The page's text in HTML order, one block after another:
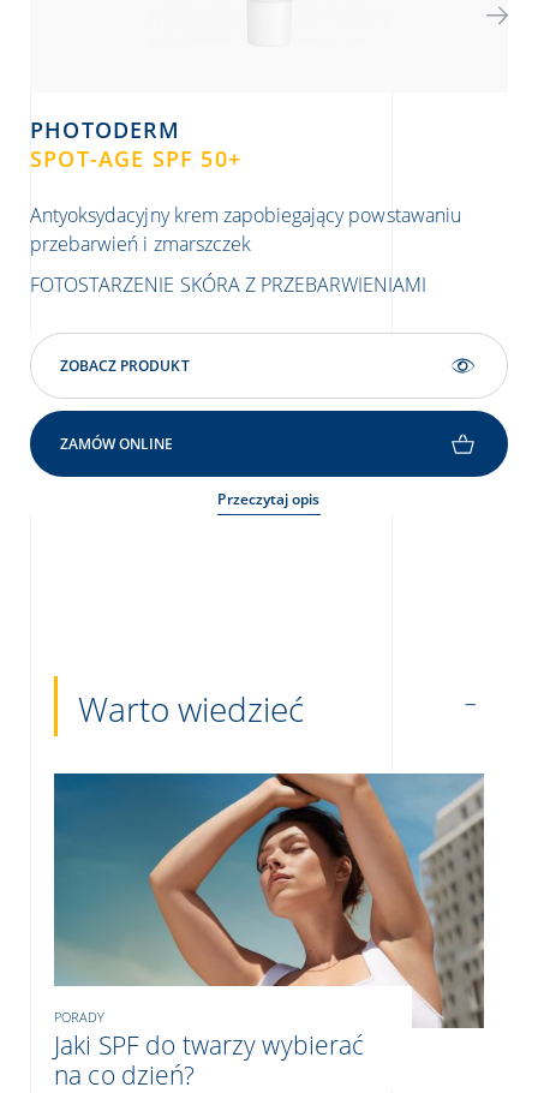
PHOTODERM
SPOT-AGE SPF 50+
Antyoksydacyjny krem zapobiegający powstawaniu
przebarwień i zmarszczek
FOTOSTARZENIE SKÓRA Z PRZEBARWIENIAMI
ZOBACZ PRODUKT
ZAMÓW ONLINE
Przeczytaj opis
Warto wiedzieć
PORADY
Jaki SPF do twarzy wybierać
na co dzień?